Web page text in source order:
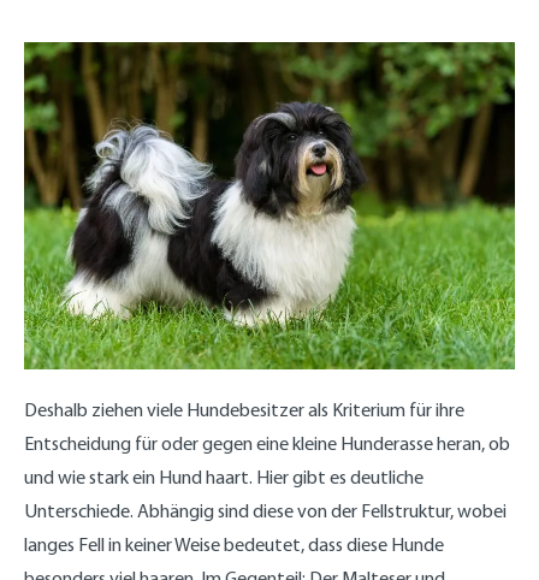
Deshalb ziehen viele Hundebesitzer als Kriterium für ihre
Entscheidung für oder gegen eine kleine Hunderasse heran, ob
und wie stark ein Hund haart. Hier gibt es deutliche
Unterschiede. Abhängig sind diese von der Fellstruktur, wobei
langes Fell in keiner Weise bedeutet, dass diese Hunde